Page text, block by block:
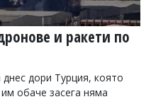
и ракети по
дори Турция, която
обаче засега няма